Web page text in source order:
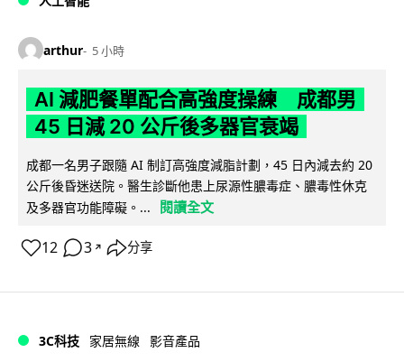
arthur 5 小時
AI 減肥餐單配合高強度操練 成都男
45 日減 20 公斤後多器官衰竭
成都一名男子跟隨 AI 制訂高強度減脂計劃，45 日內減去約 20
公斤後昏迷送院。醫生診斷他患上尿源性膿毒症、膿毒性休克
及多器官功能障礙。...
閱讀全文
12 3 ↗ 分享
3C科技 家居無線 影音產品